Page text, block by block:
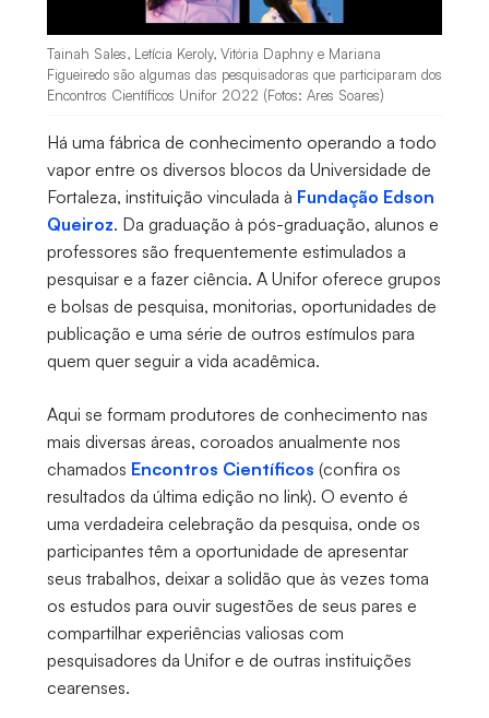
Tainah Sales, Letícia Keroly, Vitória Daphny e Mariana
Figueiredo são algumas das pesquisadoras que participaram dos
Encontros Científicos Unifor 2022 (Fotos: Ares Soares)
Há uma fábrica de conhecimento operando a todo
vapor entre os diversos blocos da Universidade de
Fortaleza, instituição vinculada à Fundação Edson
Queiroz. Da graduação à pós-graduação, alunos e
professores são frequentemente estimulados a
pesquisar e a fazer ciência. A Unifor oferece grupos
e bolsas de pesquisa, monitorias, oportunidades de
publicação e uma série de outros estímulos para
quem quer seguir a vida acadêmica.
Aqui se formam produtores de conhecimento nas
mais diversas áreas, coroados anualmente nos
chamados Encontros Científicos (confira os
resultados da última edição no link). O evento é
uma verdadeira celebração da pesquisa, onde os
participantes têm a oportunidade de apresentar
seus trabalhos, deixar a solidão que às vezes toma
os estudos para ouvir sugestões de seus pares e
compartilhar experiências valiosas com
pesquisadores da Unifor e de outras instituições
cearenses.